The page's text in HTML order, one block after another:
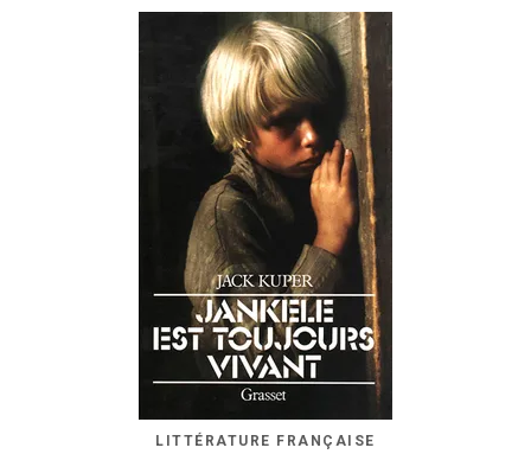
LITTÉRATURE FRANÇAISE